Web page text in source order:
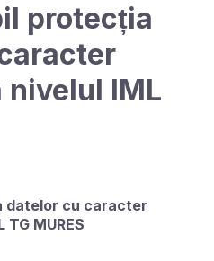
protecția
nivelul IML
datelor cu caracter
MURES